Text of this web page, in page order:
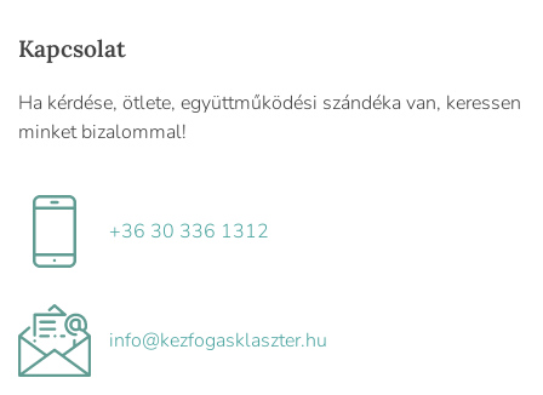
Kapcsolat
Ha kérdése, ötlete, együttműködési szándéka van, keressen
minket bizalommal!
+36 30 336 1312
info@kezfogasklaszter.hu